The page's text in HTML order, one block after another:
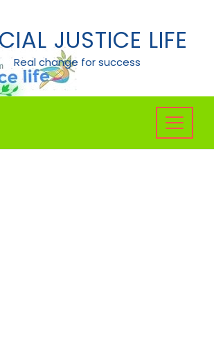
JUSTICE LIFE
Real change for success